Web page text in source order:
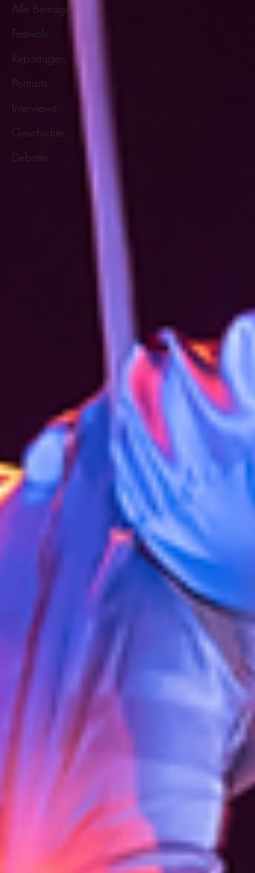
Alle Beiträge
Festivals
Reportagen
Portraits
Interviews
Geschichte
Debatte